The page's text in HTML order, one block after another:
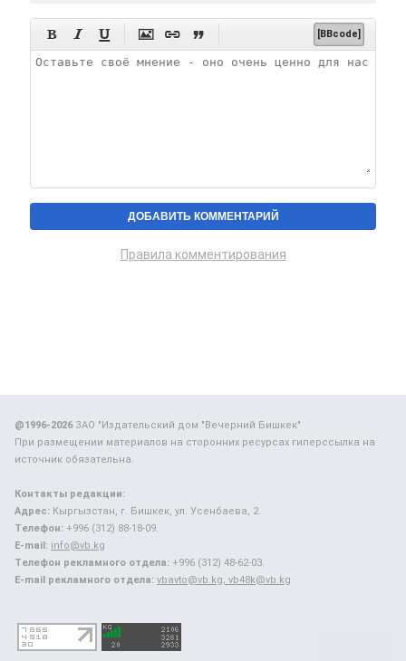
      [BBcode]
Правила комментирования
@1996-2026ЗАО "Издательский дом "Вечерний Бишкек"
При размещении материалов на сторонних ресурсах гиперссылка на
источник обязательна.
Контакты редакции:
Адрес: Кыргызстан, г. Бишкек, ул. Усенбаева, 2.
Телефон: +996 (312) 88-18-09.
E-mail: info@vb.kg
Телефон рекламного отдела: +996 (312) 48-62-03.
E-mail рекламного отдела: vbavto@vb.kg, vb48k@vb.kg